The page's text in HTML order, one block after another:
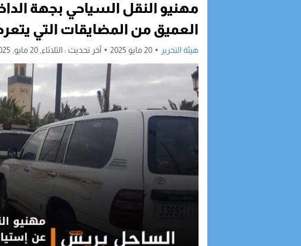
مهنيو النقل السياحي بجهة
العميق من المضايقات التي
هيئة التحرير 20 مايو 2025 آخر تحديث : الثلاثاء, 20 مايو, 2025 - 4:10 مساءً